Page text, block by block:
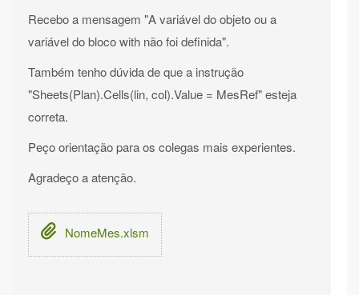
Recebo a mensagem "A variável do objeto ou a
variável do bloco with não foi definida".
Também tenho dúvida de que a instrução
"Sheets(Plan).Cells(lin, col).Value = MesRef" esteja
correta.
Peço orientação para os colegas mais experientes.
Agradeço a atenção.
NomeMes.xlsm